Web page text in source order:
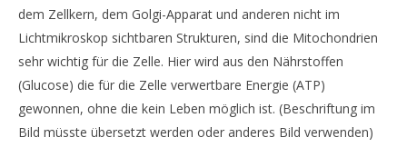
dem Zellkern, dem Golgi-Apparat und anderen nicht im
Lichtmikroskop sichtbaren Strukturen, sind die Mitochondrien
sehr wichtig für die Zelle. Hier wird aus den Nährstoffen
(Glucose) die für die Zelle verwertbare Energie (ATP)
gewonnen, ohne die kein Leben möglich ist. (Beschriftung im
Bild müsste übersetzt werden oder anderes Bild verwenden)